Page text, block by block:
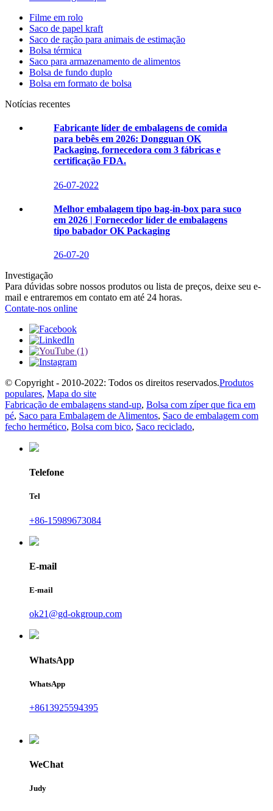
Filme em rolo
Saco de papel kraft
Saco de ração para animais de estimação
Bolsa térmica
Saco para armazenamento de alimentos
Bolsa de fundo duplo
Bolsa em formato de bolsa
Notícias recentes
Fabricante líder de embalagens de comida
para bebês em 2026: Dongguan OK
Packaging, fornecedora com 3 fábricas e
certificação FDA.
26-07-2022
Melhor embalagem tipo bag-in-box para suco
em 2026 | Fornecedor líder de embalagens
tipo babador OK Packaging
26-07-20
Investigação
Para dúvidas sobre nossos produtos ou lista de preços, deixe seu e-
mail e entraremos em contato em até 24 horas.
Contate-nos online
© Copyright - 2010-2022: Todos os direitos reservados.Produtos
populares, Mapa do site
Fabricação de embalagens stand-up, Bolsa com zíper que fica em
pé, Saco para Embalagem de Alimentos, Saco de embalagem com
fecho hermético, Bolsa com bico, Saco reciclado,
Telefone
Tel
+86-15989673084
E-mail
E-mail
ok21@gd-okgroup.com
WhatsApp
WhatsApp
+8613925594395
WeChat
Judy